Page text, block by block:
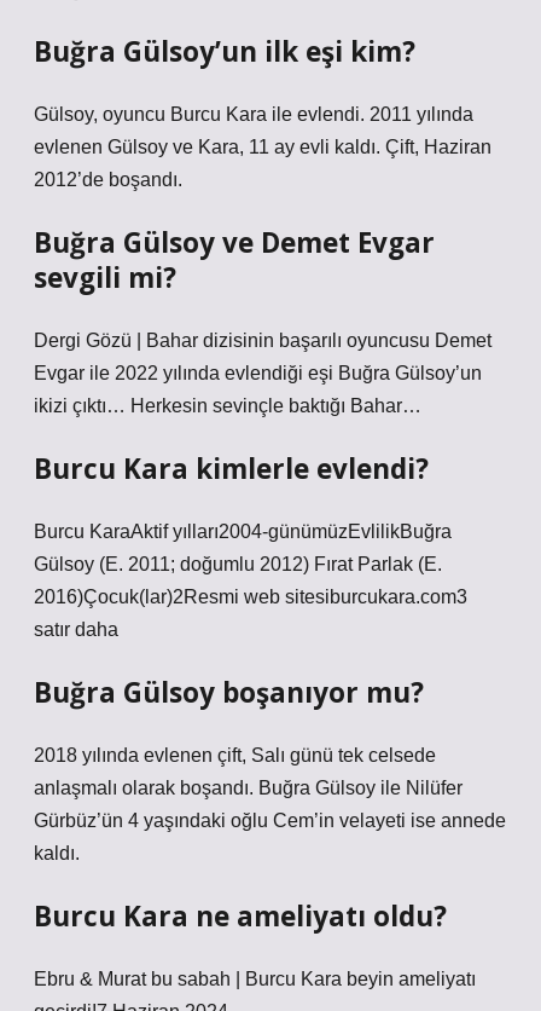
Buğra Gülsoy’un ilk eşi kim?
Gülsoy, oyuncu Burcu Kara ile evlendi. 2011 yılında
evlenen Gülsoy ve Kara, 11 ay evli kaldı. Çift, Haziran
2012’de boşandı.
Buğra Gülsoy ve Demet Evgar
sevgili mi?
Dergi Gözü | Bahar dizisinin başarılı oyuncusu Demet
Evgar ile 2022 yılında evlendiği eşi Buğra Gülsoy’un
ikizi çıktı… Herkesin sevinçle baktığı Bahar…
Burcu Kara kimlerle evlendi?
Burcu KaraAktif yılları2004-günümüzEvlilikBuğra
Gülsoy (E. 2011; doğumlu 2012) Fırat Parlak (E.
2016)Çocuk(lar)2Resmi web sitesiburcukara.com3
satır daha
Buğra Gülsoy boşanıyor mu?
2018 yılında evlenen çift, Salı günü tek celsede
anlaşmalı olarak boşandı. Buğra Gülsoy ile Nilüfer
Gürbüz’ün 4 yaşındaki oğlu Cem’in velayeti ise annede
kaldı.
Burcu Kara ne ameliyatı oldu?
Ebru & Murat bu sabah | Burcu Kara beyin ameliyatı